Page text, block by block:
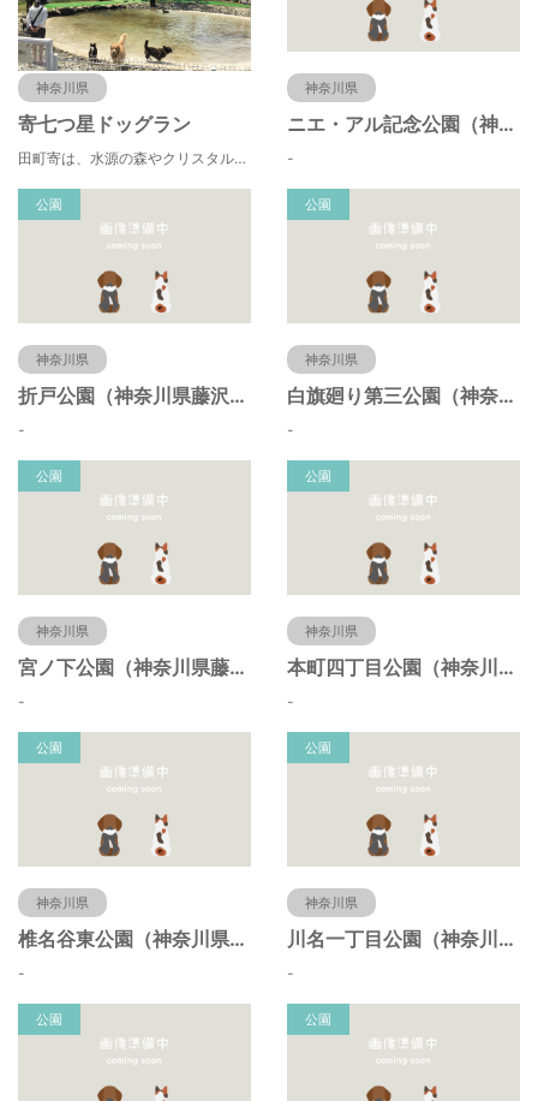
神奈川県
寄七つ星ドッグラン
田町寄は、水源の森やクリスタルな清流 、 満天の星空などの豊かな自然に包まれ、 食や農、芸術の魅力あふれる川の里です。 ドッグランエリアを中心とした『やどりき七つ星ヴィレッジ』を ゆっくりお楽しみください。
神奈川県
ニエ・アル記念公園（神奈川県藤沢市）
-
公園
神奈川県
折戸公園（神奈川県藤沢市）
-
公園
神奈川県
白旗廻り第三公園（神奈川県藤沢市）
-
公園
神奈川県
宮ノ下公園（神奈川県藤沢市）
-
公園
神奈川県
本町四丁目公園（神奈川県藤沢市）
-
公園
神奈川県
椎名谷東公園（神奈川県藤沢市）
-
公園
神奈川県
川名一丁目公園（神奈川県藤沢市）
-
公園 公園